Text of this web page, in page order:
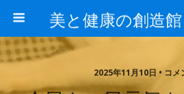
2025年11月10日 • コメ